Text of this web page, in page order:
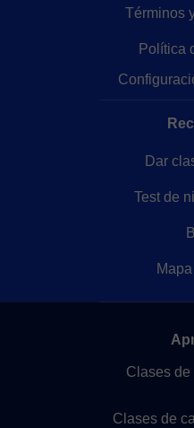
Términos
Política
Dar
Test de
Clases
Clases de